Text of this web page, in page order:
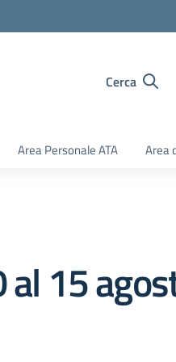
Cerca
Area Personale ATA Area
15